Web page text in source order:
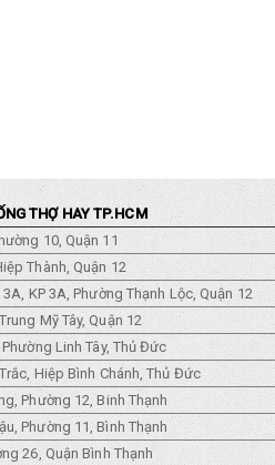
THỢ HAY TP.HCM
10, Quận 11
Thành, Quận 12
KP 3A, Phường Thạnh Lộc, Quận 12
Mỹ Tây, Quận 12
Linh Tây, Thủ Đức
Hiệp Bình Chánh, Thủ Đức
Phường 12, Binh Thạnh
Phường 11, Bình Thạnh
26, Quận Bình Thạnh